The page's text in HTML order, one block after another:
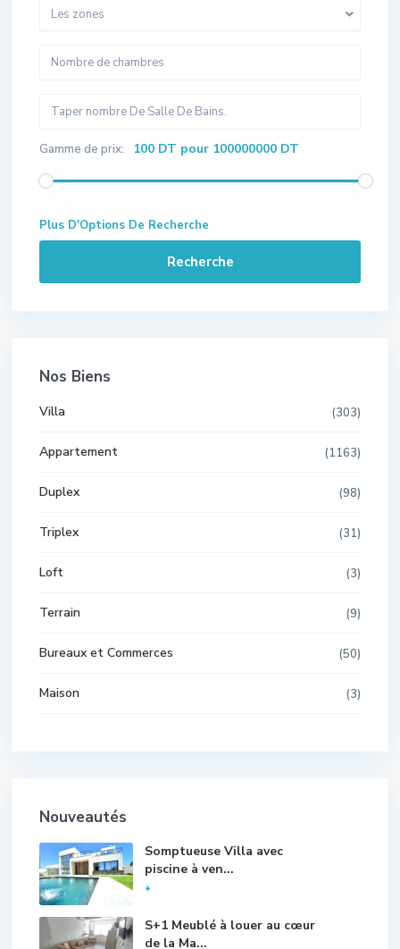
Les zones
Gamme de prix: 100 DT pour 100000000 DT
Plus D'Options De Recherche
Recherche
Nos Biens
Villa (303)
Appartement (1163)
Duplex (98)
Triplex (31)
Loft (3)
Terrain (9)
Bureaux et Commerces (50)
Maison (3)
Nouveautés
Somptueuse Villa avec
piscine à ven...
*
S+1 Meublé à louer au cœur
de la Ma...